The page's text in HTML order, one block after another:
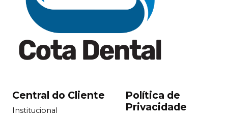
Central do Cliente
Institucional
Política de
Privacidade